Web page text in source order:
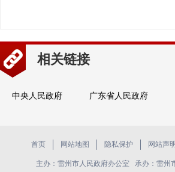
相关链接
中央人民政府 广东省人民政府
首页 网站地图 隐私保护 网站声明
主办：雷州市人民政府办公室 承办：雷州